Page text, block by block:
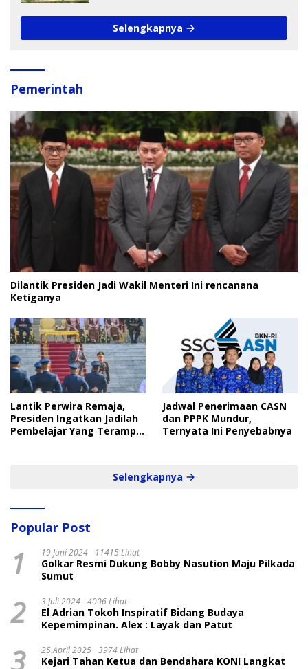
Selengkapnya
Pemerintah
Dilantik Presiden Jadi Wakil Menteri Ini rencanana
Ketiganya
Lantik Perwira Remaja,
Presiden Ingatkan Jadilah
Pembelajar Yang Terampil
Jadwal Penerimaan CASN
dan PPPK Mundur,
Ternyata Ini Penyebabnya
Selengkapnya
Popular Post
1 19 Juni 2024 11415 Lihat
Golkar Resmi Dukung Bobby Nasution Maju Pilkada
Sumut
2 3 Juli 2024 4006 Lihat
El Adrian Tokoh Inspiratif Bidang Budaya
Kepemimpinan. Alex : Layak dan Patut
3 25 April 2025 3974 Lihat
Kejari Tahan Ketua dan Bendahara KONI Langkat